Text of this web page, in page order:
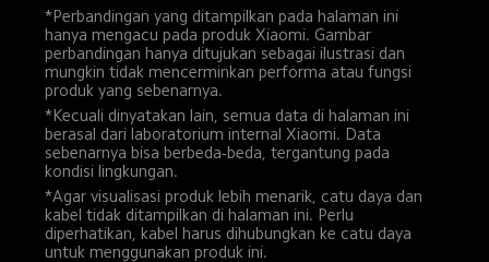
*Perbandingan yang ditampilkan pada halaman ini
hanya mengacu pada produk Xiaomi. Gambar
perbandingan hanya ditujukan sebagai ilustrasi dan
mungkin tidak mencerminkan performa atau fungsi
produk yang sebenarnya.
*Kecuali dinyatakan lain, semua data di halaman ini
berasal dari laboratorium internal Xiaomi. Data
sebenarnya bisa berbeda-beda, tergantung pada
kondisi lingkungan.
*Agar visualisasi produk lebih menarik, catu daya dan
kabel tidak ditampilkan di halaman ini. Perlu
diperhatikan, kabel harus dihubungkan ke catu daya
untuk menggunakan produk ini.